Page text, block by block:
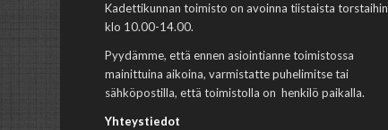
Kadettikunnan toimisto on avoinna tiistaista torstaihin
klo 10.00-14.00.
Pyydämme, että ennen asiointianne toimistossa
mainittuina aikoina, varmistatte puhelimitse tai
sähköpostilla, että toimistolla on henkilö paikalla.
Yhteystiedot